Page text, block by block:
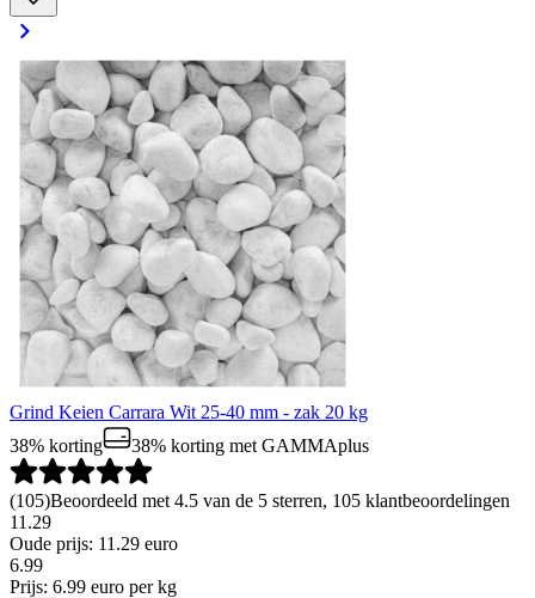
Grind Keien Carrara Wit 25-40 mm - zak 20 kg
38% korting
38% korting met GAMMAplus
(105)Beoordeeld met 4.5 van de 5 sterren, 105 klantbeoordelingen
11.29
Oude prijs: 11.29 euro
6.99
Prijs: 6.99 euro per kg